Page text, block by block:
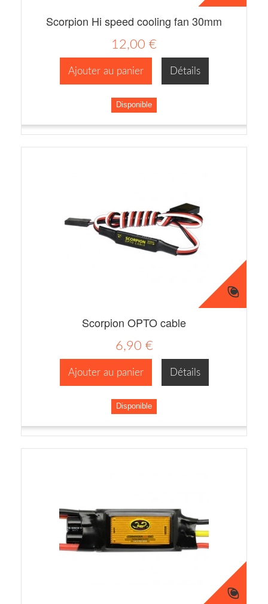
Scorpion Hi speed cooling fan 30mm
12,00 €
Ajouter au panier Détails
Disponible
Scorpion OPTO cable
6,90 €
Ajouter au panier Détails
Disponible